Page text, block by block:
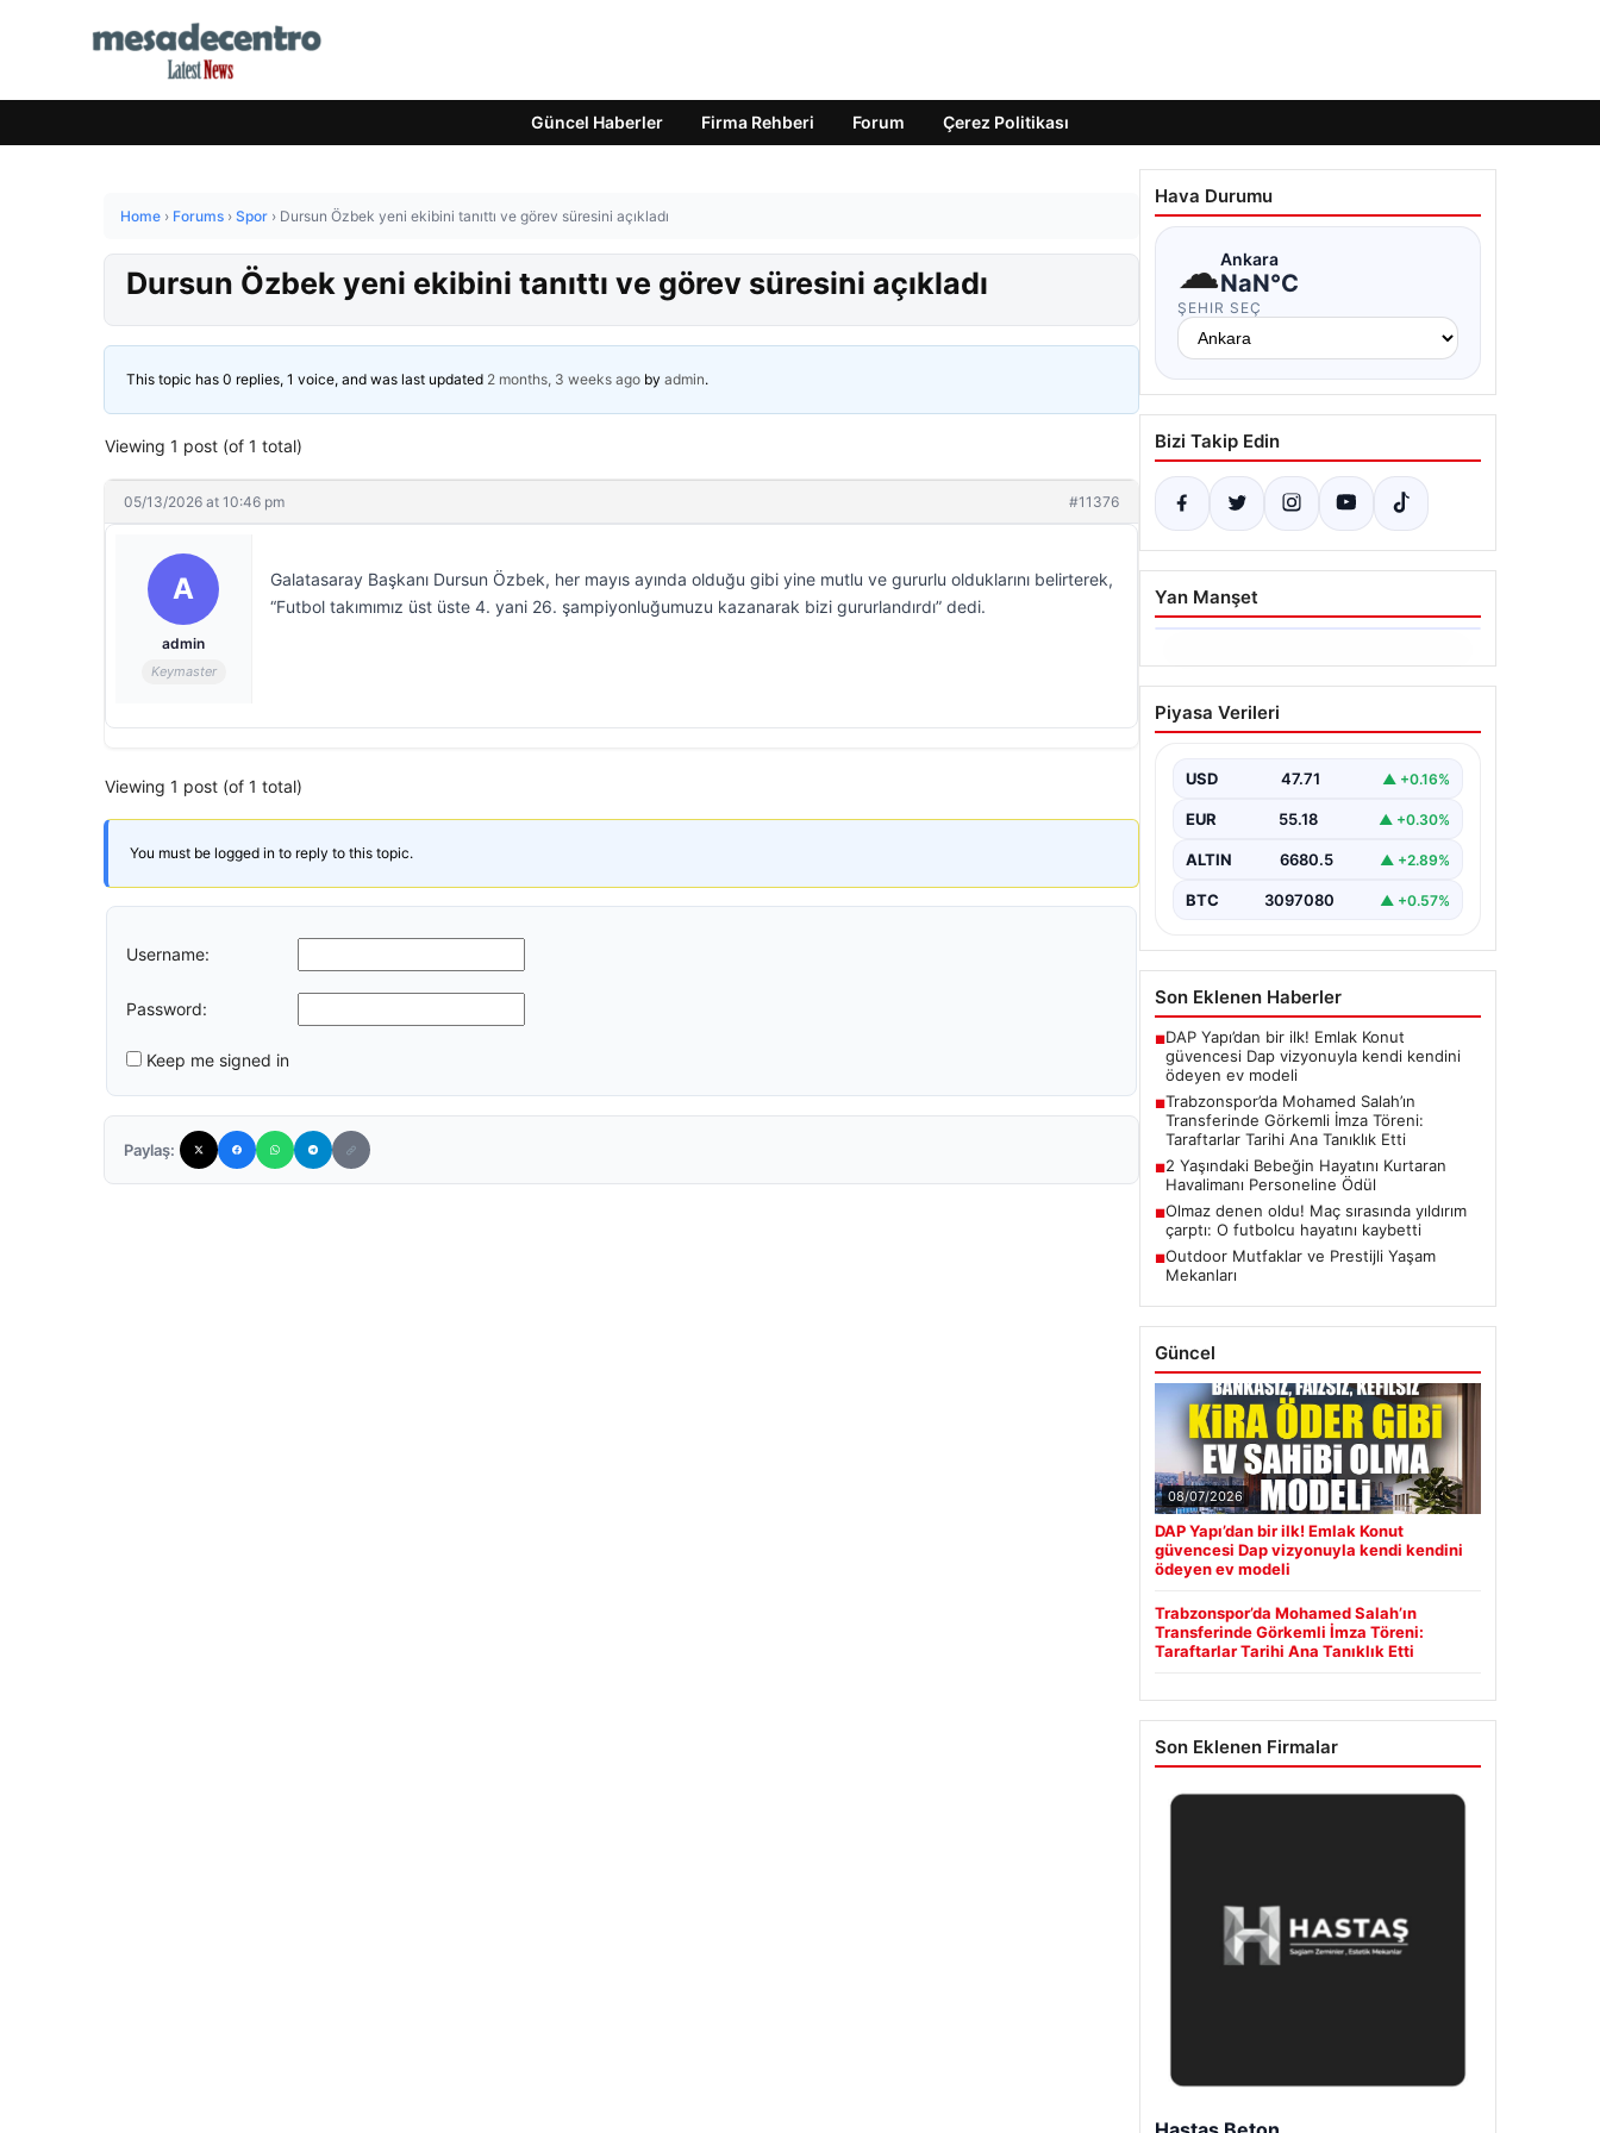
Güncel Haberler Firma Rehberi Forum Çerez Politikası
Home › Forums › Spor › Dursun Özbek yeni ekibini tanıttı ve görev süresini açıkladı
Dursun Özbek yeni ekibini tanıttı ve görev süresini açıkladı
This topic has 0 replies, 1 voice, and was last updated 2 months, 3 weeks ago by admin.
Viewing 1 post (of 1 total)
05/13/2026 at 10:46 pm #11376
A
admin
Keymaster
Galatasaray Başkanı Dursun Özbek, her mayıs ayında olduğu gibi yine mutlu ve gururlu olduklarını belirterek,
“Futbol takımımız üst üste 4. yani 26. şampiyonluğumuzu kazanarak bizi gururlandırdı” dedi.
Viewing 1 post (of 1 total)
You must be logged in to reply to this topic.
Username:
Password:
Keep me signed in
Paylaş:
Hava Durumu
☁Ankara
NaN°C
ŞEHIR SEÇ
Bizi Takip Edin
Yan Manşet
06.08.2026
Trabzonspor’da Mohamed
Salah’ın Transferinde
Taraftarlar Tarihi Ana
Tanıklık Etti
yıldız isimlerinden Mohamed Salah’ı
yaşıyor. Yoğun ilgiyle karşılanan…
Piyasa Verileri
USD 47.71 ▲ +0.16%
EUR 55.18 ▲ +0.30%
ALTIN 6680.5 ▲ +2.89%
BTC 3097080 ▲ +0.57%
Son Eklenen Haberler
■DAP Yapı’dan bir ilk! Emlak Konut
güvencesi Dap vizyonuyla kendi kendini
ödeyen ev modeli
■Trabzonspor’da Mohamed Salah’ın
Transferinde Görkemli İmza Töreni:
Taraftarlar Tarihi Ana Tanıklık Etti
■2 Yaşındaki Bebeğin Hayatını Kurtaran
Havalimanı Personeline Ödül
■Olmaz denen oldu! Maç sırasında yıldırım
çarptı: O futbolcu hayatını kaybetti
■Outdoor Mutfaklar ve Prestijli Yaşam
Mekanları
Güncel
08/07/2026
DAP Yapı’dan bir ilk! Emlak Konut
güvencesi Dap vizyonuyla kendi kendini
ödeyen ev modeli
Trabzonspor’da Mohamed Salah’ın
Transferinde Görkemli İmza Töreni:
Taraftarlar Tarihi Ana Tanıklık Etti
Son Eklenen Firmalar